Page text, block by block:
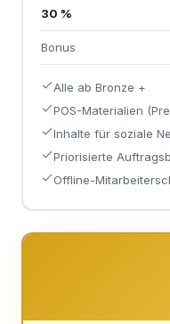
30 %
Bonus
Alle ab Bronze +
POS-Materialien
Inhalte für soziale
Priorisierte
Offline-